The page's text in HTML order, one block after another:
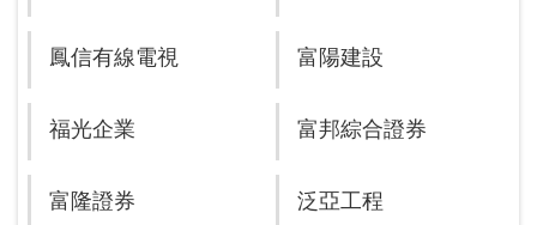
鳳信有線電視 富陽建設
福光企業 富邦綜合證券
富隆證券 泛亞工程